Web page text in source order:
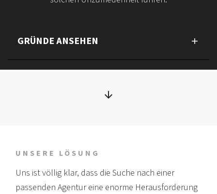
GRÜNDE ANSEHEN
UNSERE LÖSUNG
Uns ist völlig klar, dass die Suche nach einer
passenden Agentur eine enorme Heraus­forderung